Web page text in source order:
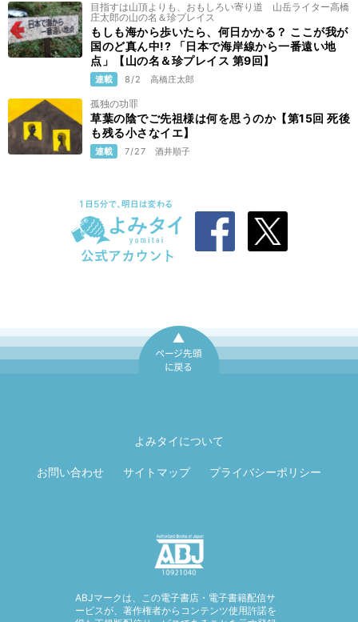
目指すは山頂よりも、おもしろい寄り道 山岳ライター高橋
庄太郎の山の名＆珍プレイス
もしも海から歩いたら、何日かかる？ ここが我が
国のど真ん中!? 「日本で海岸線から一番遠い地
点」【山の名＆珍プレイス 第9回】
連載 8/2 高橋庄太郎
孤独の功罪
草葉の陰でご先祖様は何を思うのか【第15回 死後
も残る小さなイエ】
連載 7/27 酒井順子
よみタイについて
お問い合わせ サイトマップ プライバシーポリシー
ABJマークは、この電子書店・電子書籍配信サ
ービスが、著作権者からコンテンツ使用許諾を